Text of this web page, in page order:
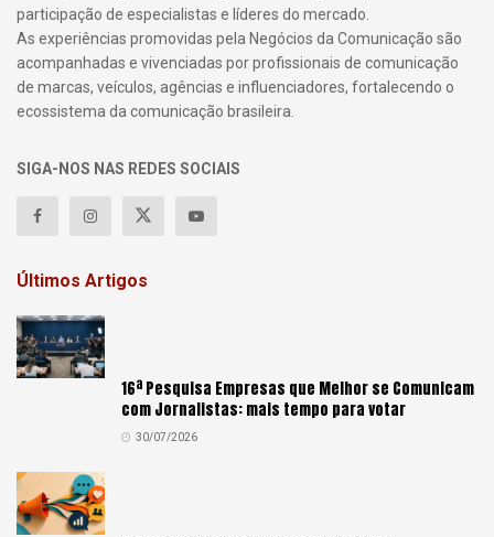
participação de especialistas e líderes do mercado.
As experiências promovidas pela Negócios da Comunicação são
acompanhadas e vivenciadas por profissionais de comunicação
de marcas, veículos, agências e influenciadores, fortalecendo o
ecossistema da comunicação brasileira.
SIGA-NOS NAS REDES SOCIAIS
Últimos Artigos
16ª Pesquisa Empresas que Melhor se Comunicam
com Jornalistas: mais tempo para votar
30/07/2026